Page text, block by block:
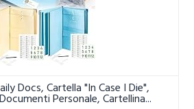
Docs, Cartella "In Case I Die",
Personale, Cartellina...